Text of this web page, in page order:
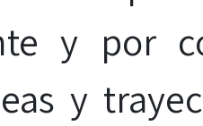
y por
y